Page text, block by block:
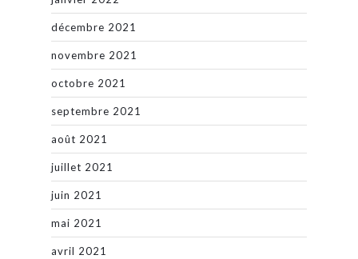
décembre 2021
novembre 2021
octobre 2021
septembre 2021
août 2021
juillet 2021
juin 2021
mai 2021
avril 2021